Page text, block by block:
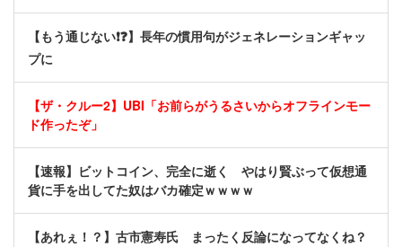
【もう通じない❗❓】長年の慣用句がジェネレーションギャッ
プに
【ザ・クルー2】UBI「お前らがうるさいからオフラインモー
ド作ったぞ」
【速報】ビットコイン、完全に逝く やはり賢ぶって仮想通
貨に手を出してた奴はバカ確定ｗｗｗｗ
【あれぇ！？】古市憲寿氏 まったく反論になってなくね？